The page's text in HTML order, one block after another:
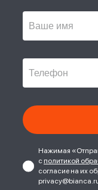
Нажимая
с политикой
согласие на их